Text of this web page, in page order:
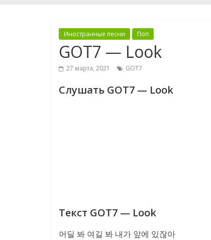
Иностранные песни Поп
GOT7 — Look
27 марта, 2021 GOT7
Слушать GOT7 — Look
Текст GOT7 — Look
어딜 봐 여길 봐 내가 앞에 있잖아